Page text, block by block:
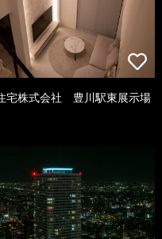
宅株式会社 豊川駅東展示場